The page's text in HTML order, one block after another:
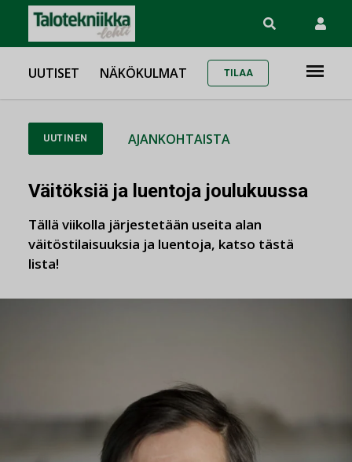
UUTISET NÄKÖKULMAT TILAA
UUTINEN AJANKOHTAISTA
Väitöksiä ja luentoja joulukuussa
Tällä viikolla järjestetään useita alan
väitöstilaisuuksia ja luentoja, katso tästä
lista!